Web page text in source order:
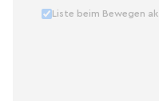
Liste beim Bewegen